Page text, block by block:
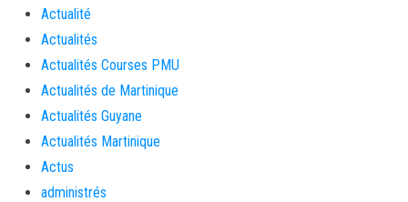
Actualité
Actualités
Actualités Courses PMU
Actualités de Martinique
Actualités Guyane
Actualités Martinique
Actus
administrés